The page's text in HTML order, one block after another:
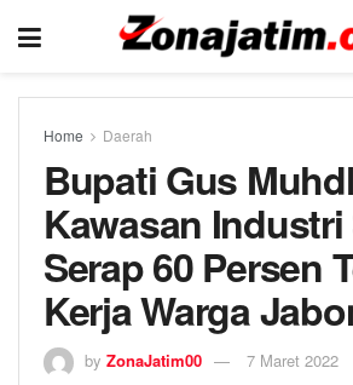
Home Daerah
Bupati Gus
Kawasan
Serap 60 Persen
Kerja Warga
by ZonaJatim00 7 Maret 2022